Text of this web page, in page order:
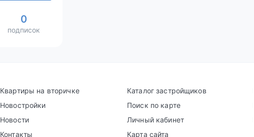
0
подписок
Квартиры на вторичке
Новостройки
Новости
Контакты
Каталог застройщиков
Поиск по карте
Личный кабинет
Карта сайта